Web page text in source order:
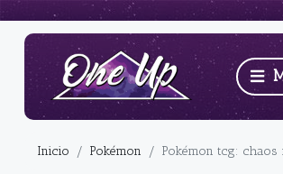
Inicio Pokémon Pokémon tcg: